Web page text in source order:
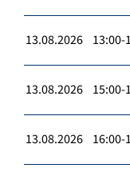
13.08.2026 13:00-
13.08.2026 15:00-
13.08.2026 16:00-